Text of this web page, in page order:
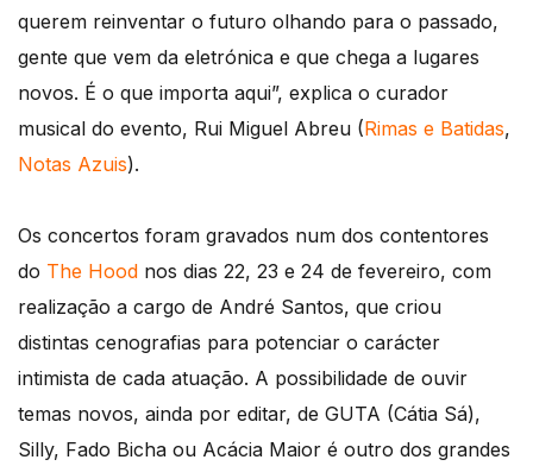
querem reinventar o futuro olhando para o passado,
gente que vem da eletrónica e que chega a lugares
novos. É o que importa aqui”, explica o curador
musical do evento, Rui Miguel Abreu (Rimas e Batidas,
Notas Azuis).
Os concertos foram gravados num dos contentores
do The Hood nos dias 22, 23 e 24 de fevereiro, com
realização a cargo de André Santos, que criou
distintas cenografias para potenciar o carácter
intimista de cada atuação. A possibilidade de ouvir
temas novos, ainda por editar, de GUTA (Cátia Sá),
Silly, Fado Bicha ou Acácia Maior é outro dos grandes